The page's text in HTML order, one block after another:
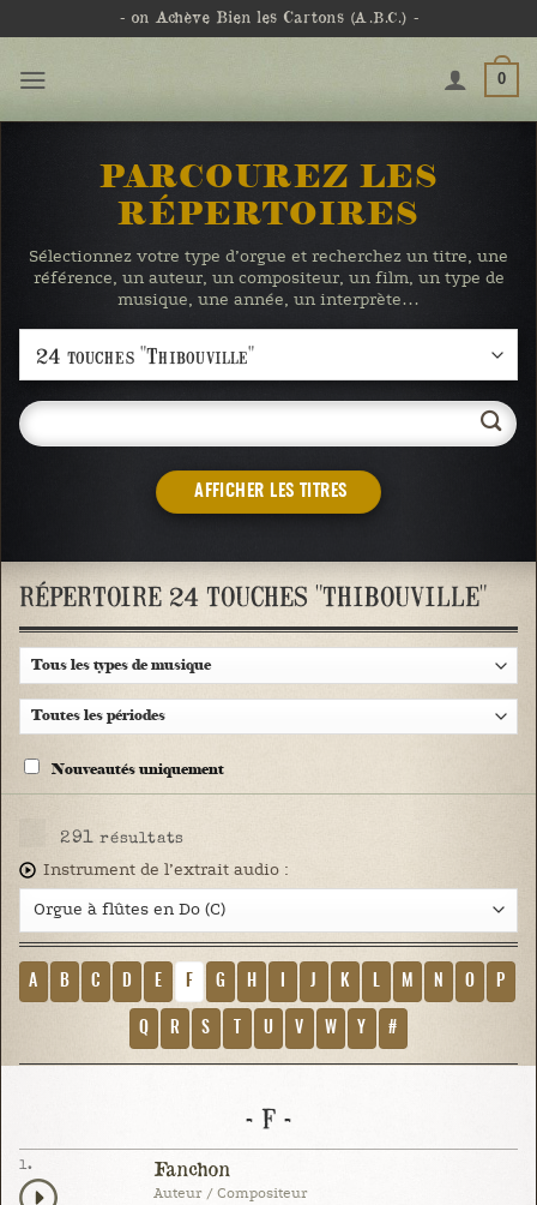
- on Achève Bien les Cartons (A.B.C.) -
0
PARCOUREZ LES
RÉPERTOIRES
Sélectionnez votre type d’orgue et recherchez un titre, une
référence, un auteur, un compositeur, un film, un type de
musique, une année, un interprète…
AFFICHER LES TITRES
RÉPERTOIRE 24 TOUCHES "THIBOUVILLE"
Nouveautés uniquement
291 résultats
Instrument de l’extrait audio :
A B C D E F G H J K M N O P
Q R S U V W Y #
- F -
1. Fanchon
Auteur / Compositeur